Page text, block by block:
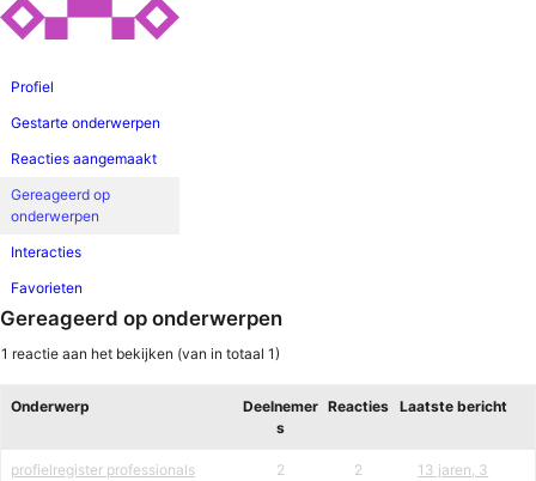
Profiel
Gestarte onderwerpen
Reacties aangemaakt
Gereageerd op
onderwerpen
Interacties
Favorieten
Gereageerd op onderwerpen
1 reactie aan het bekijken (van in totaal 1)
Onderwerp
Deelnemer
s
Reacties Laatste bericht
profielregister professionals 2 2
13 jaren, 3